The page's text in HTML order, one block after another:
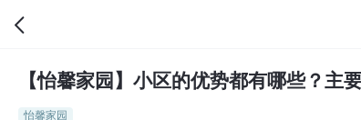
【怡馨家园】小区的优势都有哪些？主
怡馨家园